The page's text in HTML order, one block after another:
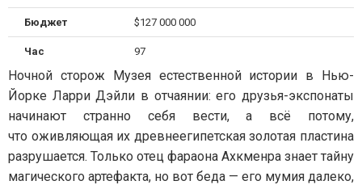
Бюджет $127 000 000
Час 97
Ночной сторож Музея естественной истории в Нью-
Йорке Ларри Дэйли в отчаянии: его друзья-экспонаты
начинают странно себя вести, а всё потому,
что оживляющая их древнеегипетская золотая пластина
разрушается. Только отец фараона Ахкменра знает тайну
магического артефакта, но вот беда — его мумия далеко,